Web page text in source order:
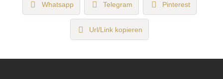
Whatsapp Telegram Pinterest
Url/Link kopieren